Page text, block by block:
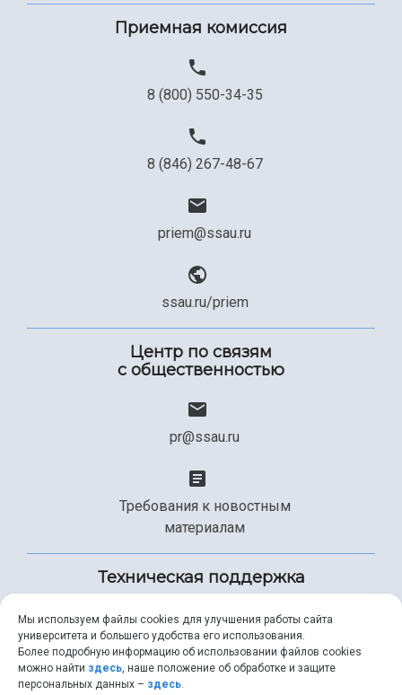
Приемная комиссия
8 (800) 550-34-35
8 (846) 267-48-67
priem@ssau.ru
ssau.ru/priem
Центр по связям
с общественностью
pr@ssau.ru
Требования к новостным
материалам
Техническая поддержка
+7 (846) 267-49-99
Мы используем файлы cookies для улучшения работы сайта
университета и большего удобства его использования.
Более подробную информацию об использовании файлов cookies
можно найти здесь, наше положение об обработке и защите
персональных данных – здесь.